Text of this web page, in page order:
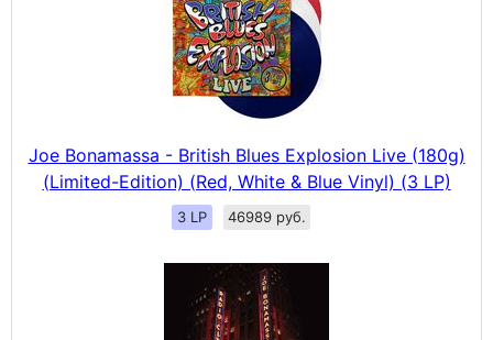
Joe Bonamassa - British Blues Explosion Live (180g)
(Limited-Edition) (Red, White & Blue Vinyl) (3 LP)
3 LP 46989 руб.